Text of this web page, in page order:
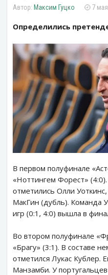
Максим Гуцко 7
Определились
В первом полуфинале
«Ноттингем Форест»
отметились Олли
МакГин (дубль). Команда
игр (0:1, 4:0) вышла в
Во втором полуфинале
«Брагу» (3:1). В составе
отметился Лукас Кублер.
Манзамби. У